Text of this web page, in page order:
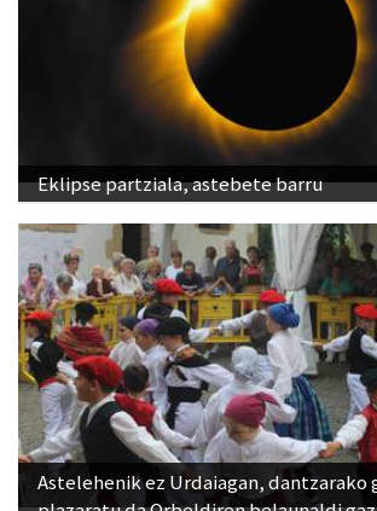
Eklipse partziala, astebete barru
Astelehenik ez Urdaiagan, dantzarako